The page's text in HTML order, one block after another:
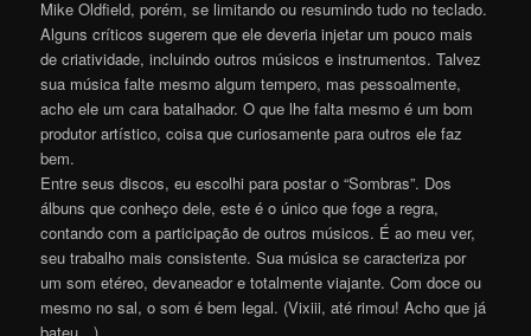
Mike Oldfield, porém, se limitando ou resumindo tudo no teclado.
Alguns críticos sugerem que ele deveria injetar um pouco mais
de criatividade, incluindo outros músicos e instrumentos. Talvez
sua música falte mesmo algum tempero, mas pessoalmente,
acho ele um cara batalhador. O que lhe falta mesmo é um bom
produtor artístico, coisa que curiosamente para outros ele faz
bem.
Entre seus discos, eu escolhi para postar o “Sombras”. Dos
álbuns que conheço dele, este é o único que foge a regra,
contando com a participação de outros músicos. É ao meu ver,
seu trabalho mais consistente. Sua música se caracteriza por
um som etéreo, devaneador e totalmente viajante. Com doce ou
mesmo no sal, o som é bem legal. (Vixiii, até rimou! Acho que já
bateu…)